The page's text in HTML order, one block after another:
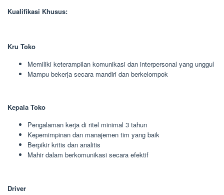
Kualifikasi Khusus:
Kru Toko
Memiliki keterampilan komunikasi dan interpersonal yang unggul
Mampu bekerja secara mandiri dan berkelompok
Kepala Toko
Pengalaman kerja di ritel minimal 3 tahun
Kepemimpinan dan manajemen tim yang baik
Berpikir kritis dan analitis
Mahir dalam berkomunikasi secara efektif
Driver